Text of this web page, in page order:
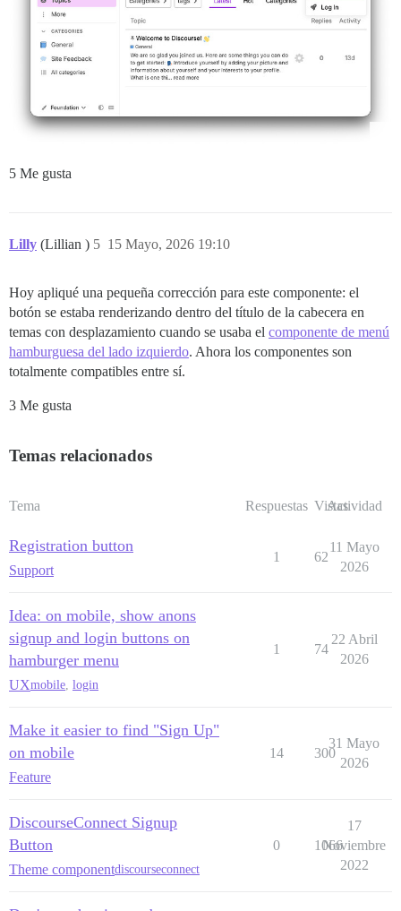
5 Me gusta
Lilly (Lillian ) 15 Mayo, 2026 19:10
5
Hoy apliqué una pequeña corrección para este componente: el
botón se estaba renderizando dentro del título de la cabecera en
temas con desplazamiento cuando se usaba el componente de menú
hamburguesa del lado izquierdo. Ahora los componentes son
totalmente compatibles entre sí.
3 Me gusta
Temas relacionados
Tema Respuestas Vistas
Actividad
Registration button
Support
1 62
11 Mayo
2026
Idea: on mobile, show anons
signup and login buttons on
hamburger menu
UXmobile, login
1 74
22 Abril
2026
Make it easier to find "Sign Up"
on mobile
Feature
14 300
31 Mayo
2026
DiscourseConnect Signup
Button
Theme componentdiscourseconnect
0 1066
17
Noviembre
2022